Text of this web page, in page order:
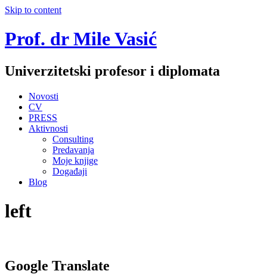
Skip to content
Prof. dr Mile Vasić
Univerzitetski profesor i diplomata
Novosti
CV
PRESS
Aktivnosti
Consulting
Predavanja
Moje knjige
Događaji
Blog
left
Google Translate